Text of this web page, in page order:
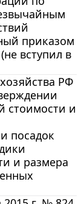
приказом
вступил в
РФ
стоимости и
посадок
и размера